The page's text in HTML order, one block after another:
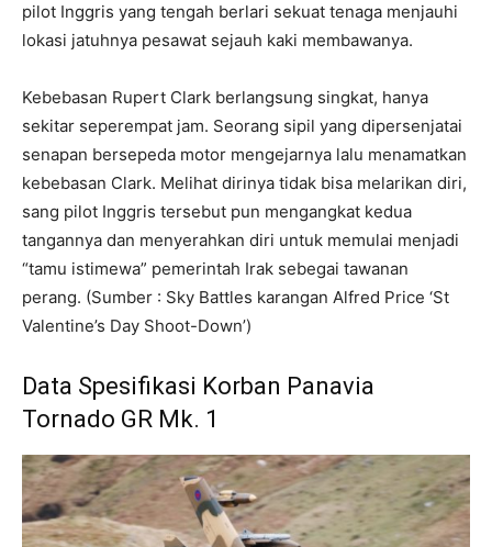
pilot Inggris yang tengah berlari sekuat tenaga menjauhi
lokasi jatuhnya pesawat sejauh kaki membawanya.
Kebebasan Rupert Clark berlangsung singkat, hanya
sekitar seperempat jam. Seorang sipil yang dipersenjatai
senapan bersepeda motor mengejarnya lalu menamatkan
kebebasan Clark. Melihat dirinya tidak bisa melarikan diri,
sang pilot Inggris tersebut pun mengangkat kedua
tangannya dan menyerahkan diri untuk memulai menjadi
“tamu istimewa” pemerintah Irak sebegai tawanan
perang. (Sumber : Sky Battles karangan Alfred Price ‘St
Valentine’s Day Shoot-Down’)
Data Spesifikasi Korban Panavia
Tornado GR Mk. 1